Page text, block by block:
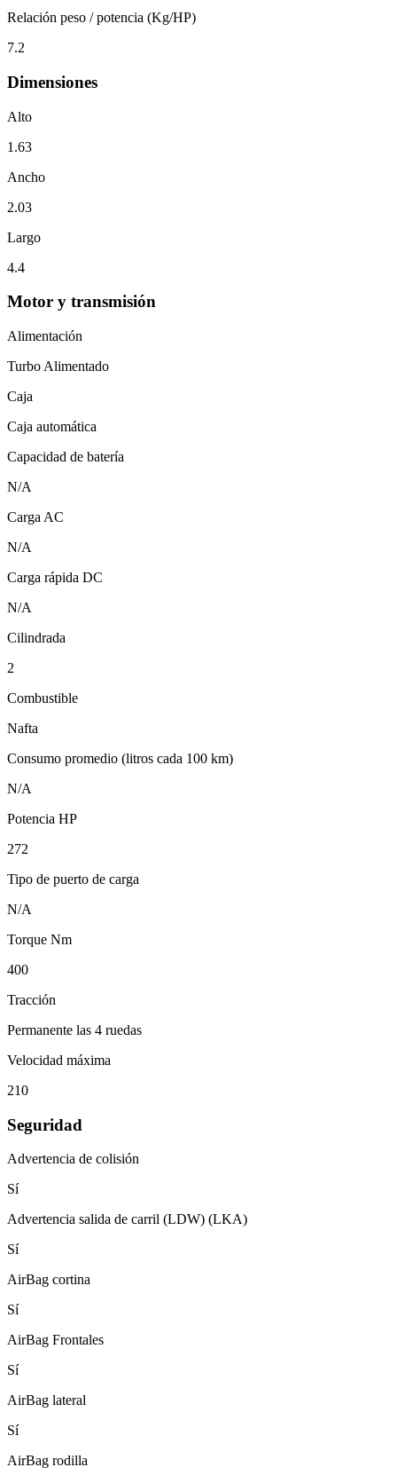
Relación peso / potencia (Kg/HP)
7.2
Dimensiones
Alto
1.63
Ancho
2.03
Largo
4.4
Motor y transmisión
Alimentación
Turbo Alimentado
Caja
Caja automática
Capacidad de batería
N/A
Carga AC
N/A
Carga rápida DC
N/A
Cilindrada
2
Combustible
Nafta
Consumo promedio (litros cada 100 km)
N/A
Potencia HP
272
Tipo de puerto de carga
N/A
Torque Nm
400
Tracción
Permanente las 4 ruedas
Velocidad máxima
210
Seguridad
Advertencia de colisión
Sí
Advertencia salida de carril (LDW) (LKA)
Sí
AirBag cortina
Sí
AirBag Frontales
Sí
AirBag lateral
Sí
AirBag rodilla